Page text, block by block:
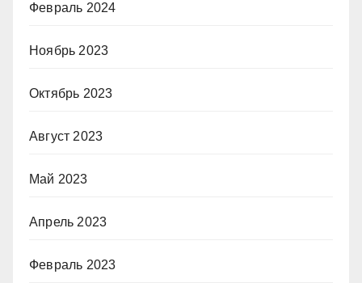
Февраль 2024
Ноябрь 2023
Октябрь 2023
Август 2023
Май 2023
Апрель 2023
Февраль 2023